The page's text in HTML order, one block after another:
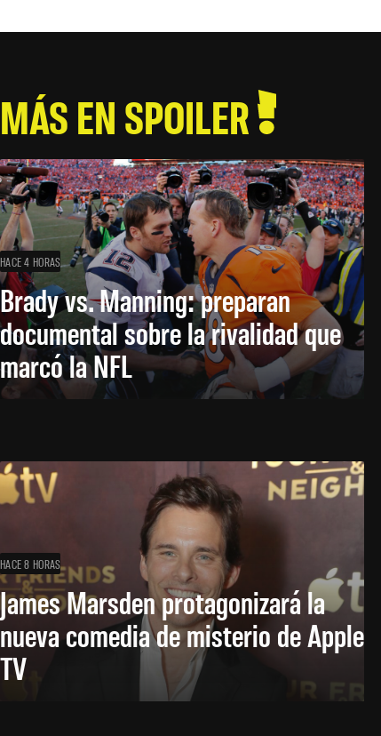
MÁS EN SPOILER
HACE 4 HORAS
Brady vs. Manning: preparan
documental sobre la rivalidad que
marcó la NFL
HACE 8 HORAS
James Marsden protagonizará la
nueva comedia de misterio de Apple
TV